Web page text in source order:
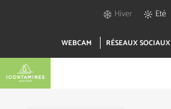
Hiver Eté
WEBCAM RÉSEAUX SOCIAUX